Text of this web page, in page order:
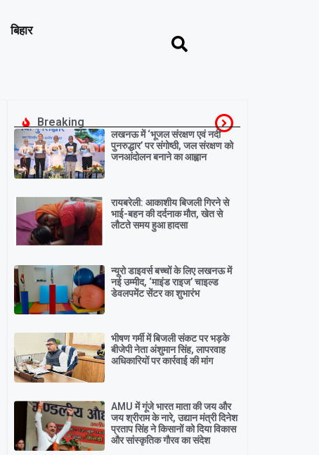
बिहार
Breaking
लखनऊ में ‘भूजल संरक्षण एवं नदी
पुनरुद्धार’ पर संगोष्ठी, जल संरक्षण को
जनआंदोलन बनाने का आह्वान
रायबरेली: आकाशीय बिजली गिरने से
भाई-बहन की दर्दनाक मौत, खेत से
लौटते समय हुआ हादसा
न्यूरो डाइवर्स बच्चों के लिए लखनऊ में
नई उम्मीद, ‘माइंड राइज’ चाइल्ड
डेवलपमेंट सेंटर का शुभारंभ
भीषण गर्मी में बिजली संकट पर भड़के
बीजेपी नेता अंशुमान सिंह, लापरवाह
अधिकारियों पर कार्रवाई की मांग
AMU में गूंजे भारत माता की जय और
जय श्रीराम के नारे, उद्यान मंत्री दिनेश
प्रताप सिंह ने किसानों को दिया विकास
और सांस्कृतिक गौरव का संदेश